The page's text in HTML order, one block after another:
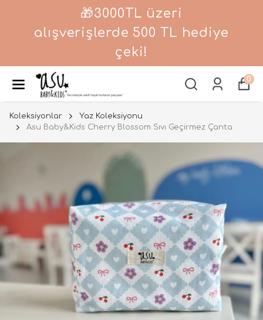
🎁3000TL üzeri
alışverişlerde 500 TL hediye
çeki!
0
Koleksiyonlar
Yaz Koleksiyonu
Asu Baby&Kids Cherry Blossom Sıvı Geçirmez Çanta